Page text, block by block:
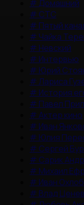
# Домашний
# СТС
# Пятый
# Чайка
# Невский
# Интервью
# Юрий
#Лариса
# История
# Павел
#Актер кино
# Иван
# Юлия
# Сергей
# Сарик
# Михаил
# Иван
# Влад Ценев